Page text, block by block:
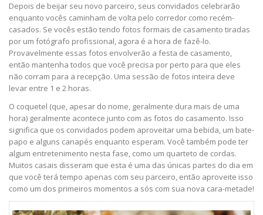
Depois de beijar seu novo parceiro, seus convidados celebrarão
enquanto vocês caminham de volta pelo corredor como recém-
casados. Se vocês estão tendo fotos formais de casamento tiradas
por um fotógrafo profissional, agora é a hora de fazê-lo.
Provavelmente essas fotos envolverão a festa de casamento,
então mantenha todos que você precisa por perto para que eles
não corram para a recepção. Uma sessão de fotos inteira deve
levar entre 1 e 2 horas.
O coquetel (que, apesar do nome, geralmente dura mais de uma
hora) geralmente acontece junto com as fotos do casamento. Isso
significa que os convidados podem aproveitar uma bebida, um bate-
papo e alguns canapés enquanto esperam. Você também pode ter
algum entretenimento nesta fase, como um quarteto de cordas.
Muitos casais disseram que esta é uma das únicas partes do dia em
que você terá tempo apenas com seu parceiro, então aproveite isso
como um dos primeiros momentos a sós com sua nova cara-metade!